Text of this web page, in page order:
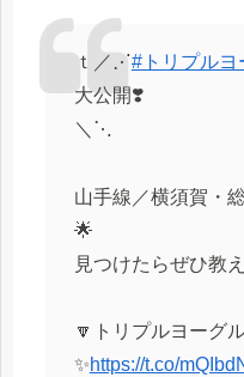
ｔ／⋰#トリプルヨ
大公開❣️
＼⋱
山手線／横須賀・
🌟
見つけたらぜひ教え
🔽トリプルヨーグ
✨https://t.co/